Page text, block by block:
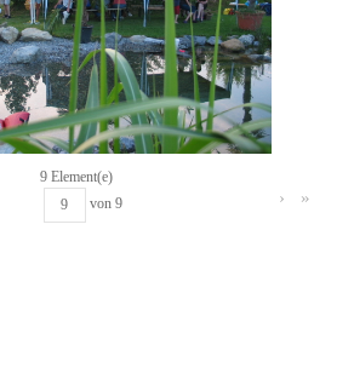
9 Element(e)
von 9 › »